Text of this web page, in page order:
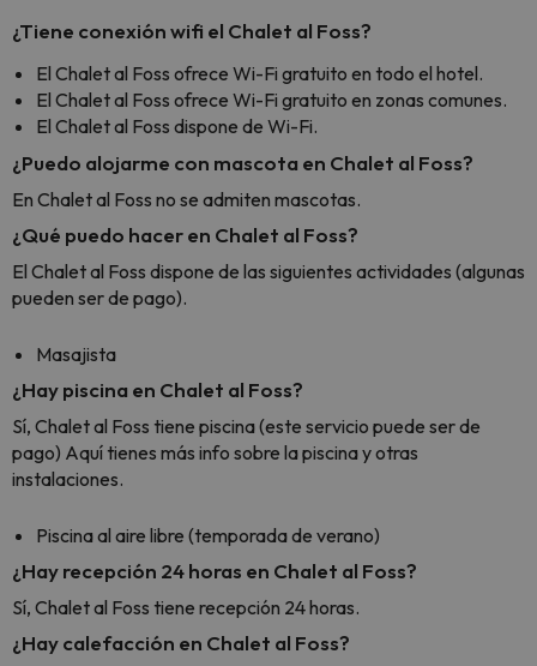
¿Tiene conexión wifi el Chalet al Foss?
El Chalet al Foss ofrece Wi-Fi gratuito en todo el hotel.
El Chalet al Foss ofrece Wi-Fi gratuito en zonas comunes.
El Chalet al Foss dispone de Wi-Fi.
¿Puedo alojarme con mascota en Chalet al Foss?
En Chalet al Foss no se admiten mascotas.
¿Qué puedo hacer en Chalet al Foss?
El Chalet al Foss dispone de las siguientes actividades (algunas
pueden ser de pago).
Masajista
¿Hay piscina en Chalet al Foss?
Sí, Chalet al Foss tiene piscina (este servicio puede ser de
pago) Aquí tienes más info sobre la piscina y otras
instalaciones.
Piscina al aire libre (temporada de verano)
¿Hay recepción 24 horas en Chalet al Foss?
Sí, Chalet al Foss tiene recepción 24 horas.
¿Hay calefacción en Chalet al Foss?